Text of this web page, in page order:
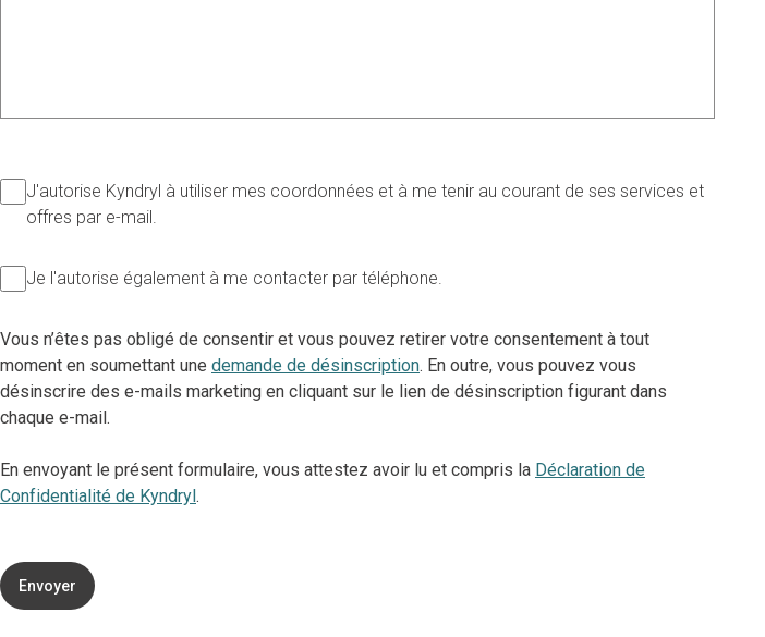
J'autorise Kyndryl à utiliser mes coordonnées et à me tenir au courant de ses services et
offres par e-mail.
Je l'autorise également à me contacter par téléphone.
Vous n’êtes pas obligé de consentir et vous pouvez retirer votre consentement à tout
moment en soumettant une demande de désinscription. En outre, vous pouvez vous
désinscrire des e-mails marketing en cliquant sur le lien de désinscription figurant dans
chaque e-mail.
En envoyant le présent formulaire, vous attestez avoir lu et compris la Déclaration de
Confidentialité de Kyndryl.
Envoyer